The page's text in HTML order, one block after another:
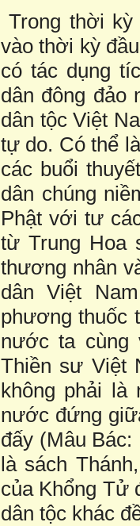
Trong thời
vào thời kỳ
có tác dụng
dân đông đảo
dân tộc Việt
tự do. Có thể
các buổi
dân chúng
Phật với tư
từ Trung Hoa
thương nhân
dân Việt
phương thuốc
nước ta cùng
Thiền sư Việt
không phải
nước đứng
đấy (Mâu Bác:
là sách
của Khổng Tử
dân tộc khác